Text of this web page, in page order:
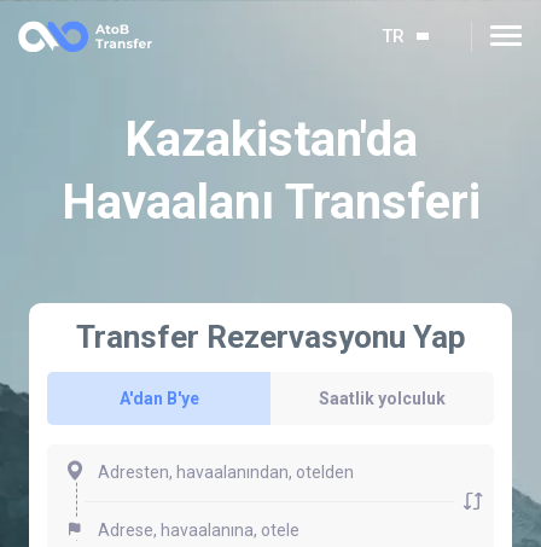
TR
Kazakistan'da
Havaalanı Transferi
Transfer Rezervasyonu Yap
A'dan B'ye Saatlik yolculuk